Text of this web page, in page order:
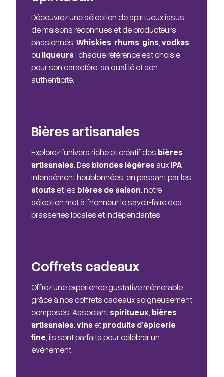
Découvrez une sélection de spiritueux issus
de maisons reconnues et de producteurs
passionnés. Whiskies, rhums, gins, vodkas
ou liqueurs : chaque référence est choisie
pour son caractère, sa qualité et son
authenticité.
Bières artisanales
Explorez l'univers riche et créatif des bières
artisanales. Des blondes légères aux IPA
intensément houblonnées, en passant par les
stouts et les bières de saison, notre
sélection met à l'honneur le savoir-faire des
brasseries locales et indépendantes.
Coffrets cadeaux
Offrez une expérience gustative mémorable
grâce à nos coffrets cadeaux soigneusement
composés. Associant spiritueux, bières
artisanales, vins et produits d'épicerie
fine, ils sont parfaits pour célébrer un
événement